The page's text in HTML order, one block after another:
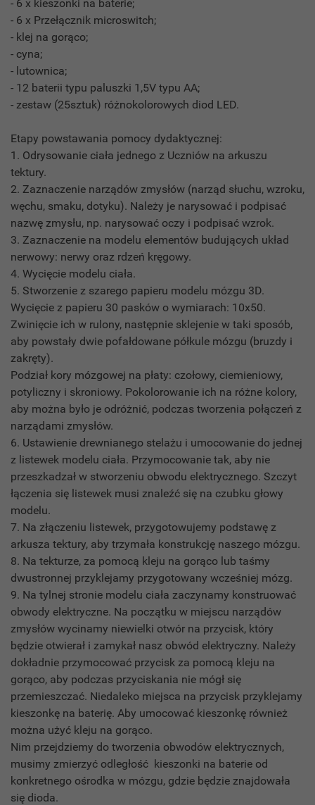
- 6 x kieszonki na baterie;
- 6 x Przełącznik microswitch;
- klej na gorąco;
- cyna;
- lutownica;
- 12 baterii typu paluszki 1,5V typu AA;
- zestaw (25sztuk) różnokolorowych diod LED.
Etapy powstawania pomocy dydaktycznej:
1. Odrysowanie ciała jednego z Uczniów na arkuszu
tektury.
2. Zaznaczenie narządów zmysłów (narząd słuchu, wzroku,
węchu, smaku, dotyku). Należy je narysować i podpisać
nazwę zmysłu, np. narysować oczy i podpisać wzrok.
3. Zaznaczenie na modelu elementów budujących układ
nerwowy: nerwy oraz rdzeń kręgowy.
4. Wycięcie modelu ciała.
5. Stworzenie z szarego papieru modelu mózgu 3D.
Wycięcie z papieru 30 pasków o wymiarach: 10x50.
Zwinięcie ich w rulony, następnie sklejenie w taki sposób,
aby powstały dwie pofałdowane półkule mózgu (bruzdy i
zakręty).
Podział kory mózgowej na płaty: czołowy, ciemieniowy,
potyliczny i skroniowy. Pokolorowanie ich na różne kolory,
aby można było je odróżnić, podczas tworzenia połączeń z
narządami zmysłów.
6. Ustawienie drewnianego stelażu i umocowanie do jednej
z listewek modelu ciała. Przymocowanie tak, aby nie
przeszkadzał w stworzeniu obwodu elektrycznego. Szczyt
łączenia się listewek musi znaleźć się na czubku głowy
modelu.
7. Na złączeniu listewek, przygotowujemy podstawę z
arkusza tektury, aby trzymała konstrukcję naszego mózgu.
8. Na tekturze, za pomocą kleju na gorąco lub taśmy
dwustronnej przyklejamy przygotowany wcześniej mózg.
9. Na tylnej stronie modelu ciała zaczynamy konstruować
obwody elektryczne. Na początku w miejscu narządów
zmysłów wycinamy niewielki otwór na przycisk, który
będzie otwierał i zamykał nasz obwód elektryczny. Należy
dokładnie przymocować przycisk za pomocą kleju na
gorąco, aby podczas przyciskania nie mógł się
przemieszczać. Niedaleko miejsca na przycisk przyklejamy
kieszonkę na baterię. Aby umocować kieszonkę również
można użyć kleju na gorąco.
Nim przejdziemy do tworzenia obwodów elektrycznych,
musimy zmierzyć odległość kieszonki na baterie od
konkretnego ośrodka w mózgu, gdzie będzie znajdowała
się dioda.